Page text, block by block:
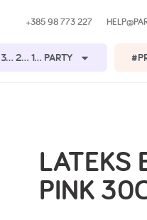
+385 98 773 227
3… 2… 1… PARTY
LATEKS
PINK